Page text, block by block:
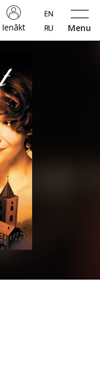
Menu
Ienākt